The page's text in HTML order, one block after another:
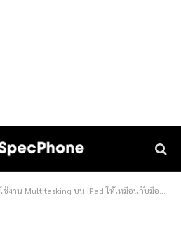
ช้งาน Multitasking บน iPad ให้เหมือนกับมือโปร